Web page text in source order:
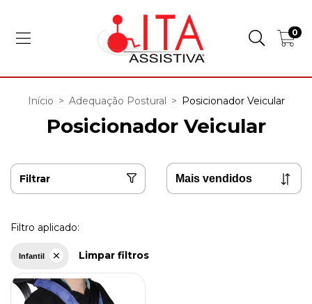
0
Início > Adequação Postural > Posicionador Veicular
Posicionador Veicular
Filtrar
Filtro aplicado:
Infantil Limpar filtros